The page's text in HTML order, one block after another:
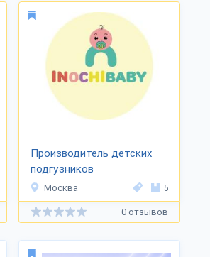
Производитель детских
подгузников
«INOCHIBABY»
Москва 5
0 отзывов